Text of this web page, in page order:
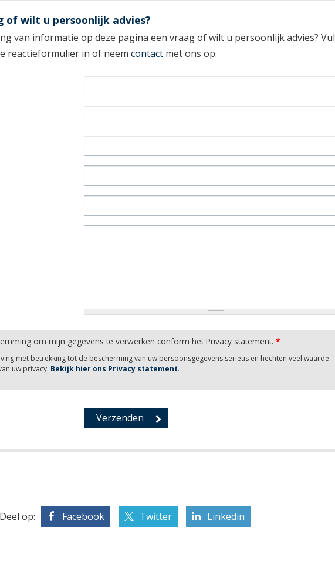
of wilt u persoonlijk advies?
van informatie op deze pagina een vraag of wilt u persoonlijk advies? Vul
reactieformulier in of neem contact met ons op.
om mijn gegevens te verwerken conform het Privacy statement. *
met betrekking tot de bescherming van uw persoonsgegevens serieus en hechten veel waarde
uw privacy. Bekijk hier ons Privacy statement.
Deel op: Facebook Twitter Linkedin